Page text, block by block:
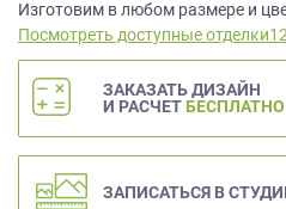
Изготовим в любом размере и
Посмотреть доступные
ЗАКАЗАТЬ ДИЗАЙН
И РАСЧЕТ БЕСПЛАТНО
ЗАПИСАТЬСЯ В
данных.